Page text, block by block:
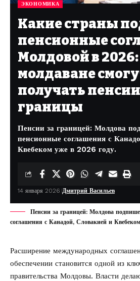
ЭКОНОМИКА
Какие страны
пенсионные
Молдовой в
молдаване
получать
границы
Пенсии за границей: Молдова
пенсионные соглашения с
Квебеком уже в 2026 году.
14 января 2026 Дмитрий Васильев
Пенсии за границей: Молдова
соглашения с Канадой, Словакией и
Расширение международных
обеспечении становится одной из
правительства Молдовы. Власти